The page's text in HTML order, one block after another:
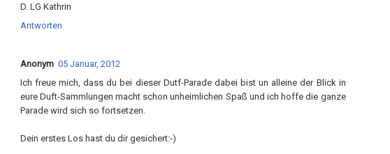
D. LG Kathrin
Antworten
Anonym 05 Januar, 2012
Ich freue mich, dass du bei dieser Dutf-Parade dabei bist un alleine der Blick in
eure Duft-Sammlungen macht schon unheimlichen Spaß und ich hoffe die ganze
Parade wird sich so fortsetzen.
Dein erstes Los hast du dir gesichert:-)